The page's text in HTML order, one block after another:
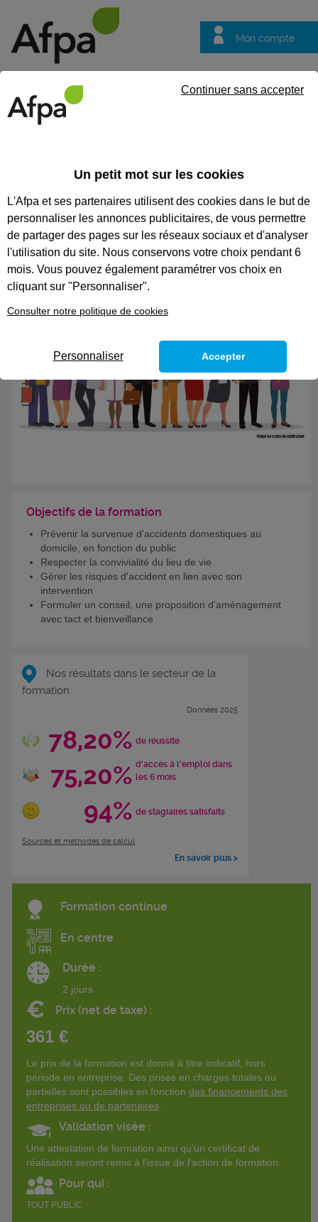
Mon compte
questions
CODES
PRÉVENTION DES RISQUES
DOMESTIQUES
Objectifs de la formation
Prévenir la survenue d'accidents domestiques au
domicile, en fonction du public
Respecter la convivialité du lieu de vie
Gérer les risques d'accident en lien avec son
intervention
Formuler un conseil, une proposition d'aménagement
avec tact et bienveillance
Nos résultats dans le secteur de la
formation
Données 2025
78,20% de réussite
75,20% d'accès à l'emploi dans
les 6 mois
94% de stagiaires satisfaits
Sources et méthodes de calcul
En savoir plus >
Formation continue
En centre
Durée :
2 jours
€ Prix (net de taxe) :
361 €
Le prix de la formation est donné à titre indicatif, hors
période en entreprise. Des prises en charges totales ou
partielles sont possibles en fonction des financements des
entreprises ou de partenaires
Validation visée :
Une attestation de formation ainsi qu'un certificat de
réalisation seront remis à l'issue de l'action de formation.
Pour qui :
TOUT PUBLIC
Un petit mot sur les cookies
L'Afpa et ses partenaires utilisent des cookies dans le but de
personnaliser les annonces publicitaires, de vous permettre
de partager des pages sur les réseaux sociaux et d'analyser
l'utilisation du site. Nous conservons votre choix pendant 6
mois. Vous pouvez également paramétrer vos choix en
cliquant sur "Personnaliser".
Consulter notre politique de cookies
Continuer sans accepter
Personnaliser Accepter